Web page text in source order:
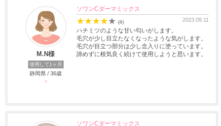
M.N様
使用して1ヶ月
静岡県 / 36歳
♀
ソワンCダーマミックス
★★★★★ (4) 2023.09.11
ハチミツのような甘い匂いがします。
毛穴が少し目立たなくなったような気がします。
毛穴が目立つ部分は少し念入りに塗っています。
諦めずに根気良く続けて使用しようと思います。
ソワンCダーマミックス